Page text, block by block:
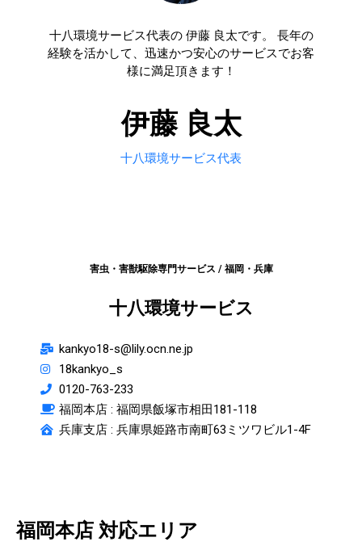
十八環境サービス代表の 伊藤 良太です。 長年の
経験を活かして、迅速かつ安心のサービスでお客
様に満足頂きます！
伊藤 良太
十八環境サービス代表
害虫・害獣駆除専門サービス / 福岡・兵庫
十八環境サービス
kankyo18-s@lily.ocn.ne.jp
18kankyo_s
0120-763-233
福岡本店 : 福岡県飯塚市相田181-118
兵庫支店 : 兵庫県姫路市南町63ミツワビル1-4F
福岡本店 対応エリア